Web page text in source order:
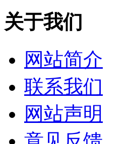
关于我们
网站简介
联系我们
网站声明